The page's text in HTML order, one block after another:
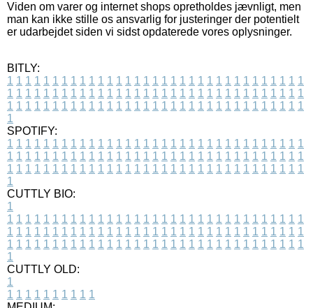
Viden om varer og internet shops opretholdes jævnligt, men
man kan ikke stille os ansvarlig for justeringer der potentielt
er udarbejdet siden vi sidst opdaterede vores oplysninger.
BITLY:
1 1 1 1 1 1 1 1 1 1 1 1 1 1 1 1 1 1 1 1 1 1 1 1 1 1 1 1 1 1 1 1 1
1 1 1 1 1 1 1 1 1 1 1 1 1 1 1 1 1 1 1 1 1 1 1 1 1 1 1 1 1 1 1 1 1
1 1 1 1 1 1 1 1 1 1 1 1 1 1 1 1 1 1 1 1 1 1 1 1 1 1 1 1 1 1 1 1 1
1
SPOTIFY:
1 1 1 1 1 1 1 1 1 1 1 1 1 1 1 1 1 1 1 1 1 1 1 1 1 1 1 1 1 1 1 1 1
1 1 1 1 1 1 1 1 1 1 1 1 1 1 1 1 1 1 1 1 1 1 1 1 1 1 1 1 1 1 1 1 1
1 1 1 1 1 1 1 1 1 1 1 1 1 1 1 1 1 1 1 1 1 1 1 1 1 1 1 1 1 1 1 1 1
1
CUTTLY BIO:
1
1 1 1 1 1 1 1 1 1 1 1 1 1 1 1 1 1 1 1 1 1 1 1 1 1 1 1 1 1 1 1 1 1
1 1 1 1 1 1 1 1 1 1 1 1 1 1 1 1 1 1 1 1 1 1 1 1 1 1 1 1 1 1 1 1 1
1 1 1 1 1 1 1 1 1 1 1 1 1 1 1 1 1 1 1 1 1 1 1 1 1 1 1 1 1 1 1 1 1
1
CUTTLY OLD:
1
1 1 1 1 1 1 1 1 1 1